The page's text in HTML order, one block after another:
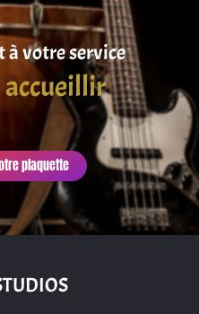
à votre service
accueillir
plaquette